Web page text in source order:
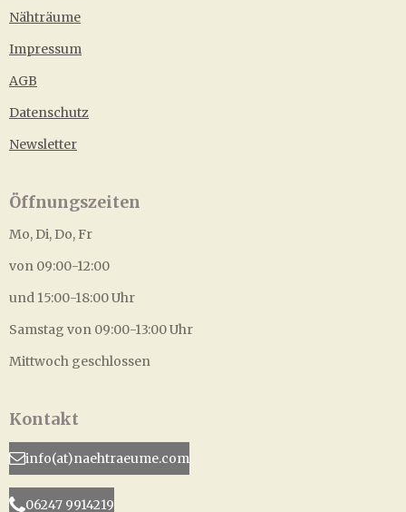
Nähträume
Impressum
AGB
Datenschutz
Newsletter
Öffnungszeiten
Mo, Di, Do, Fr
von 09:00-12:00
und 15:00-18:00 Uhr
Samstag von 09:00-13:00 Uhr
Mittwoch geschlossen
Kontakt
info(at)naehtraeume.com
06247 9914219